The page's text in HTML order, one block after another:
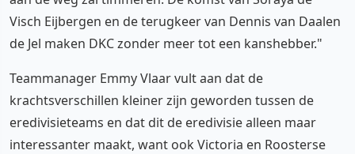
Visch Eijbergen en de terugkeer van Dennis van Daalen
de Jel maken DKC zonder meer tot een kanshebber."
Teammanager Emmy Vlaar vult aan dat de
krachtsverschillen kleiner zijn geworden tussen de
eredivisieteams en dat dit de eredivisie alleen maar
interessanter maakt, want ook Victoria en Roosterse